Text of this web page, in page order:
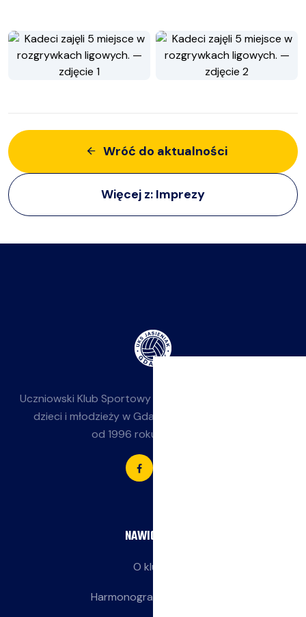
Wróć do aktualności
Więcej z: Imprezy
Uczniowski Klub Sportowy
dzieci i młodzieży w Gdańsku-Jasieniu. Działamy
od 1996 roku przy SP 85.
NAWIGACJA
O klubie
Harmonogram treningów